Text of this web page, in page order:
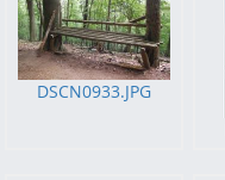
DSCN0933.JPG